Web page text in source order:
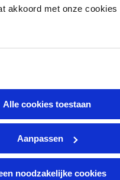
akkoord met onze
Alle cookies toestaan
Aanpassen
noodzakelijke cookies